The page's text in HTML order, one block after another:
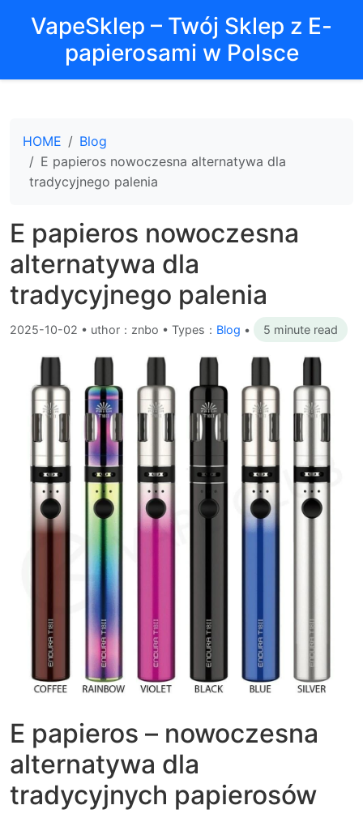
VapeSklep – Twój Sklep z E-
papierosami w Polsce
HOME
Blog
E papieros nowoczesna alternatywa dla
tradycyjnego palenia
E papieros nowoczesna
alternatywa dla
tradycyjnego palenia
2025-10-02 • uthor：znbo • Types： Blog • 5 minute read
E papieros – nowoczesna
alternatywa dla
tradycyjnych papierosów